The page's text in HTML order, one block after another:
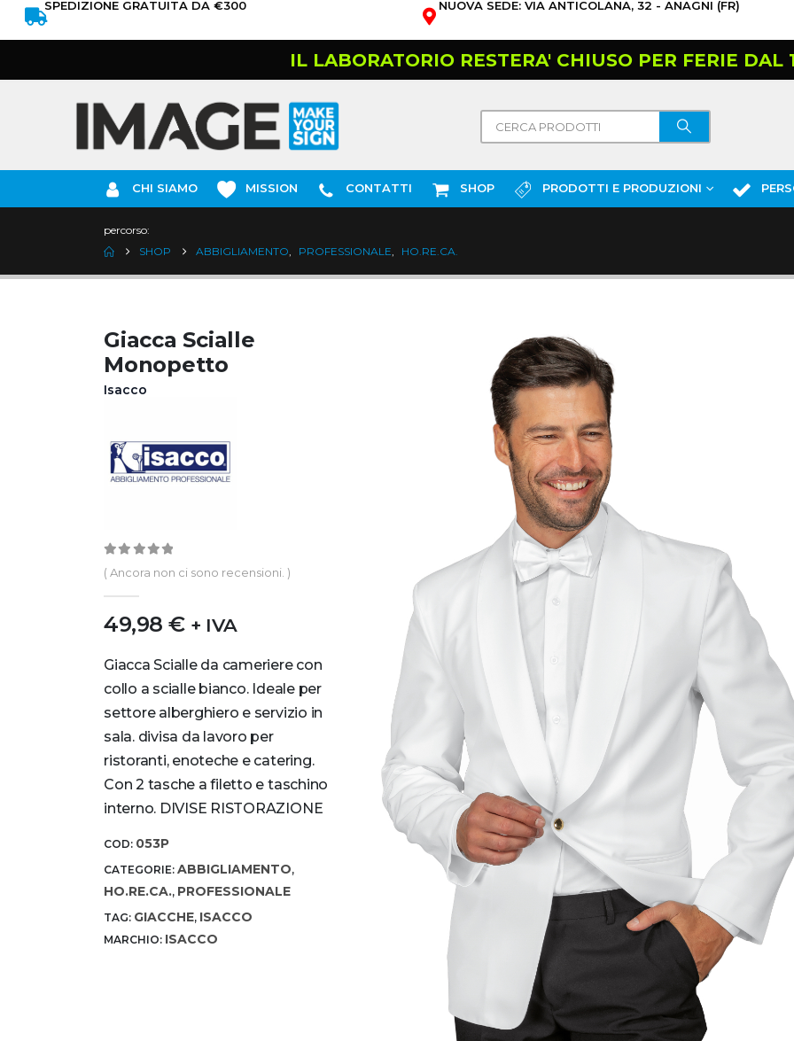
SPEDIZIONE GRATUITA DA €300 NUOVA SEDE: VIA ANTICOLANA, 32 - ANAGNI (FR)
IL LABORATORIO RESTERA' CHIUSO PER FERIE DAL
CHI SIAMO MISSION CONTATTI SHOP PRODOTTI E PRODUZIONI
percorso:
SHOP
ABBIGLIAMENTO, PROFESSIONALE, HO.RE.CA.
Giacca Scialle
Monopetto
Isacco
0out of 5
( Ancora non ci sono recensioni. )
49,98€ + IVA
Giacca Scialle da cameriere con
collo a scialle bianco. Ideale per
settore alberghiero e servizio in
sala. divisa da lavoro per
ristoranti, enoteche e catering.
Con 2 tasche a filetto e taschino
interno. DIVISE RISTORAZIONE
COD: 053P
CATEGORIE: ABBIGLIAMENTO,
HO.RE.CA., PROFESSIONALE
TAG: GIACCHE, ISACCO
MARCHIO: ISACCO